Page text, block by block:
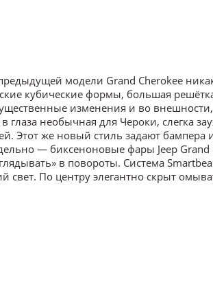
модели Grand Cherokee
кубические формы, большая
изменения и во
глаза необычная для Чероки, слегка
Этот же новый стиль задают
— биксеноновые фары Jeep
в повороты. Система
свет. По центру элегантно скрыт